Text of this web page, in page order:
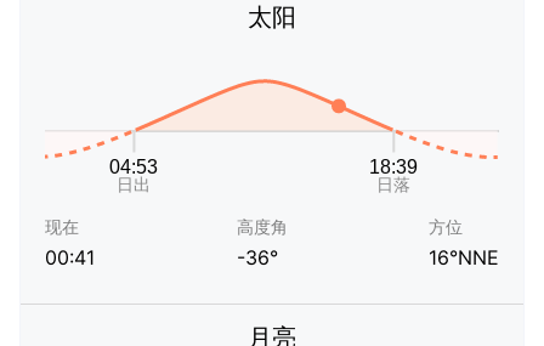
太阳
现在
00:41
高度角
-36°
方位
16°NNE
月亮